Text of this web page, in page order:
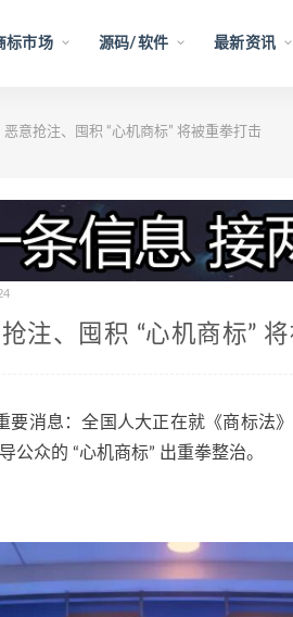
标市场 源码/软件 最新资讯
意抢注、囤积 “心机商标” 将被重拳打击
注、囤积 “心机商标”
要消息：全国人大正在就《商标法
众的 “心机商标” 出重拳整治。